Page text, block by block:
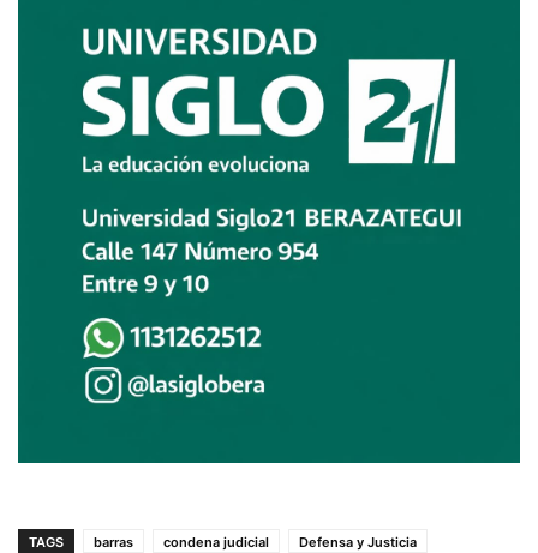
TAGS barras condena judicial
Defensa y Justicia